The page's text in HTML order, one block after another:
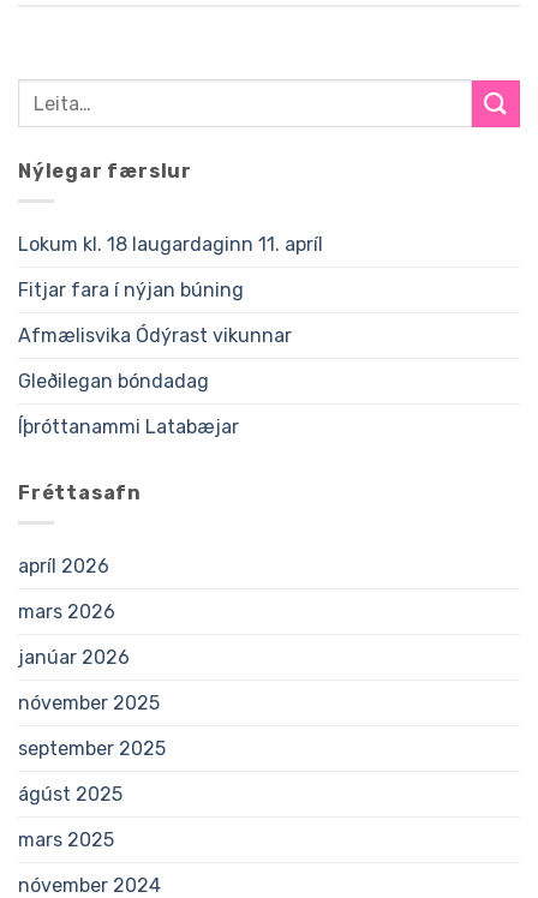
Nýlegar færslur
Lokum kl. 18 laugardaginn 11. apríl
Fitjar fara í nýjan búning
Afmælisvika Ódýrast vikunnar
Gleðilegan bóndadag
Íþróttanammi Latabæjar
Fréttasafn
apríl 2026
mars 2026
janúar 2026
nóvember 2025
september 2025
ágúst 2025
mars 2025
nóvember 2024